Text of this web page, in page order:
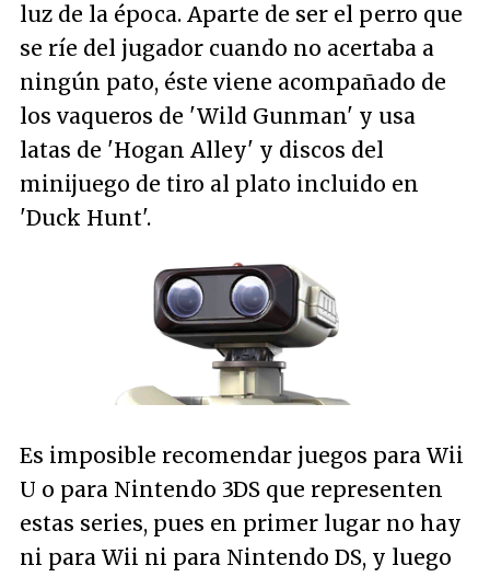
luz de la época. Aparte de ser el perro que
se ríe del jugador cuando no acertaba a
ningún pato, éste viene acompañado de
los vaqueros de 'Wild Gunman' y usa
latas de 'Hogan Alley' y discos del
minijuego de tiro al plato incluido en
'Duck Hunt'.
Es imposible recomendar juegos para Wii
U o para Nintendo 3DS que representen
estas series, pues en primer lugar no hay
ni para Wii ni para Nintendo DS, y luego